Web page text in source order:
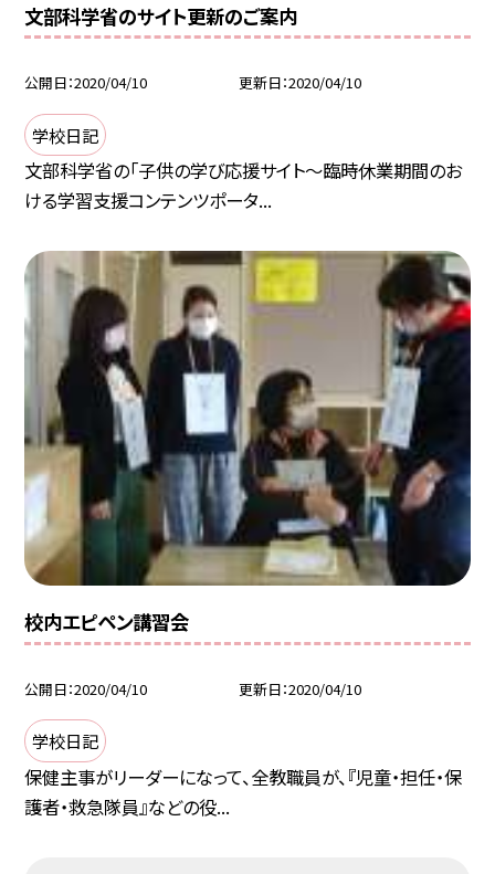
文部科学省のサイト更新のご案内
公開日 2020/04/10 更新日 2020/04/10
学校日記
文部科学省の「子供の学び応援サイト〜臨時休業期間のお
ける学習支援コンテンツポータ...
校内エピペン講習会
公開日 2020/04/10 更新日 2020/04/10
学校日記
保健主事がリーダーになって、全教職員が、『児童・担任・保
護者・救急隊員』などの役...